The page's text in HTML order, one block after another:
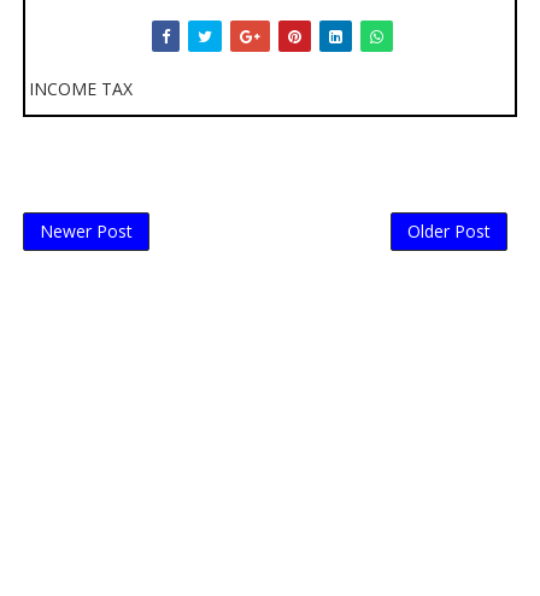
INCOME TAX
Newer Post Older Post